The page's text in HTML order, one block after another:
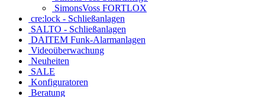
SimonsVoss FORTLOX
cre:lock - Schließanlagen
SALTO - Schließanlagen
DAITEM Funk-Alarmanlagen
Videoüberwachung
Neuheiten
SALE
Konfiguratoren
Beratung